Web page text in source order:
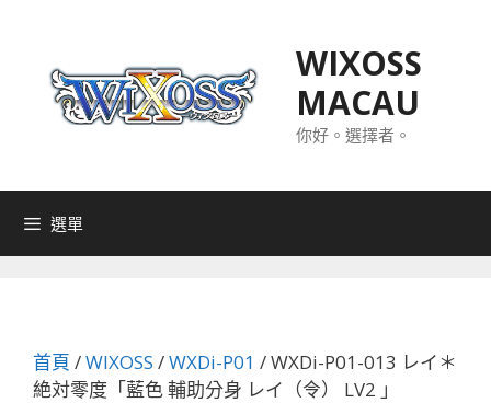
WIXOSS
MACAU
你好。選擇者。
選單
首頁 /WIXOSS /WXDi-P01 / WXDi-P01-013 レイ＊
絶対零度「藍色 輔助分身 レイ（令） LV2 」